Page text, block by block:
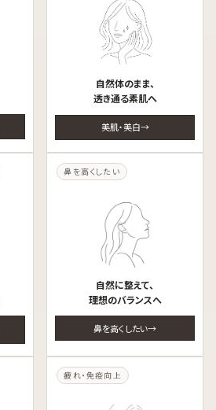
自然体のまま、
透き通る素肌へ
美肌・美白
鼻を高くしたい
自然に整えて、
理想のバランスへ
鼻を高くしたい
疲れ・免疫向上